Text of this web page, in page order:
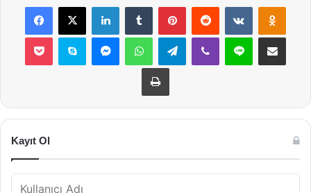
Facebook
X LinkedInTumblr PinterestReddit VKontakte
Pocket Skype MessengerWhatsAppTelegramViber Line E-Posta ile
Yazdır
Kayıt Ol